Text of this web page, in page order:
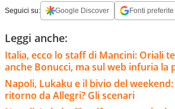
Seguici su: Google Discover Fonti preferite
Leggi anche:
Italia, ecco lo staff di Mancini: Oriali
anche Bonucci, ma sul web infuria la
Napoli, Lukaku e il bivio del
ritorno da Allegri? Gli scenari